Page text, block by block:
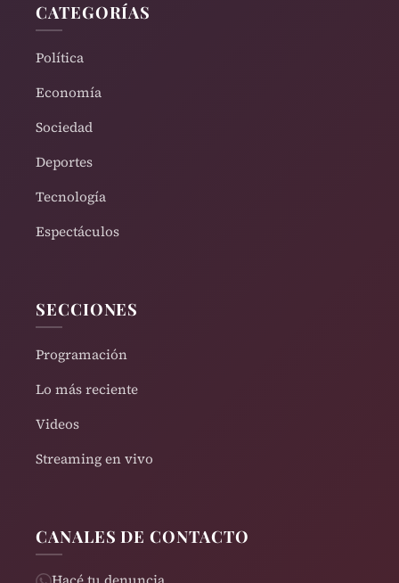
CATEGORÍAS
Política
Economía
Sociedad
Deportes
Tecnología
Espectáculos
SECCIONES
Programación
Lo más reciente
Videos
Streaming en vivo
CANALES DE CONTACTO